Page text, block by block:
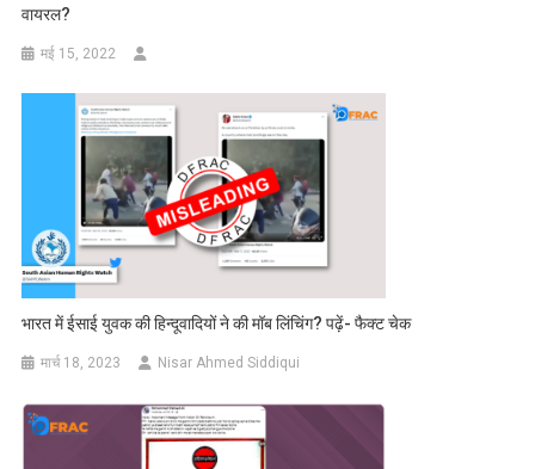
वायरल?
मई 15, 2022
भारत में ईसाई युवक की हिन्दूवादियों ने की मॉब लिंचिंग? पढ़ें- फैक्ट चेक
मार्च 18, 2023 Nisar Ahmed Siddiqui